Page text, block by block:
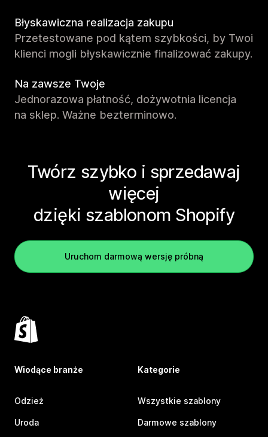
Błyskawiczna realizacja zakupu
Przetestowane pod kątem szybkości, by Twoi
klienci mogli błyskawicznie finalizować zakupy.
Na zawsze Twoje
Jednorazowa płatność, dożywotnia licencja
na sklep. Ważne bezterminowo.
Twórz szybko i sprzedawaj
więcej
dzięki szablonom Shopify
Uruchom darmową wersję próbną
Wiodące branże
Odzież
Uroda
Kategorie
Wszystkie szablony
Darmowe szablony